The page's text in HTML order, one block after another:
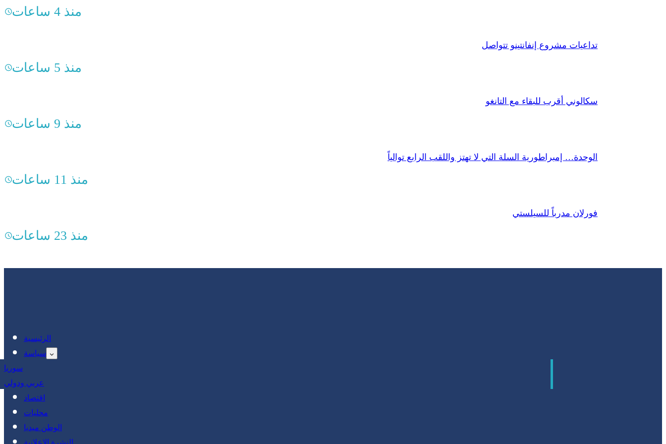
منذ 4 ساعات
تداعيات مشروع إنفانتينو تتواصل
منذ 5 ساعات
سكالوني أقرب للبقاء مع التانغو
منذ 9 ساعات
الوحدة… إمبراطورية السلة التي لا تهتز واللقب الرابع توالياً
منذ 11 ساعات
فورلان مدرباً للسيلستي
منذ 23 ساعات
الرئيسية
سياسة
سوريا
عربي ودولي
اقتصاد
محليات
الوطن ميديا
النشرة الإعلانية